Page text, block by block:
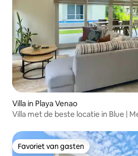
Villa in Playa Venao
Villa met de beste locatie in Blue |
Favoriet van gasten
Favoriet van gasten